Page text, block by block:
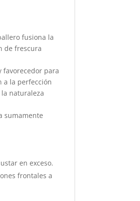
fusiona la
de frescura
favorecedor para
a la perfección
naturaleza
sumamente
en exceso.
frontales a